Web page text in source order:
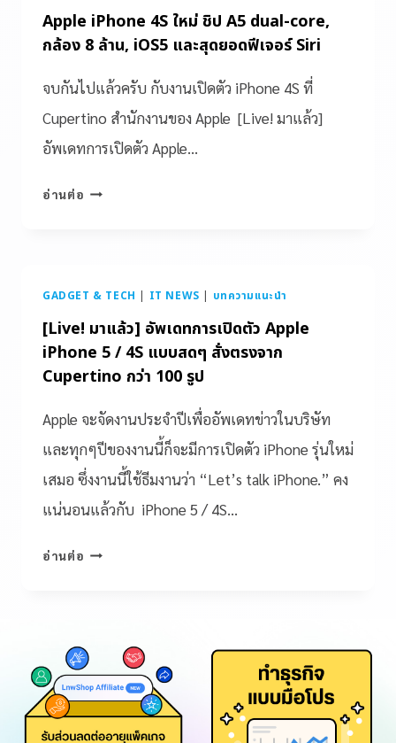
Apple iPhone 4S ใหม่ ชิป A5 dual-core,
กล้อง 8 ล้าน, iOS5 และสุดยอดฟีเจอร์ Siri
จบกันไปแล้วครับ กับงานเปิดตัว iPhone 4S ที่
Cupertino สำนักงานของ Apple [Live! มาแล้ว]
อัพเดทการเปิดตัว Apple…
อ่านต่อ
GADGET & TECH | IT NEWS | บทความแนะนำ
[Live! มาแล้ว] อัพเดทการเปิดตัว Apple
iPhone 5 / 4S แบบสดๆ สั่งตรงจาก
Cupertino กว่า 100 รูป
Apple จะจัดงานประจำปีเพื่ออัพเดทข่าวในบริษัท
และทุกๆปีของงานนี้ก็จะมีการเปิดตัว iPhone รุ่นใหม่
เสมอ ซึ่งงานนี้ใช้ธีมงานว่า “Let’s talk iPhone.” คง
แน่นอนแล้วกับ iPhone 5 / 4S…
อ่านต่อ